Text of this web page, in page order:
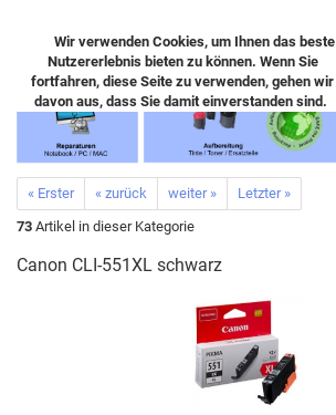
Wir verwenden Cookies, um Ihnen das beste
Nutzererlebnis bieten zu können. Wenn Sie
fortfahren, diese Seite zu verwenden, gehen wir
davon aus, dass Sie damit einverstanden sind.
« Erster « zurück weiter »
Letzter »
73 Artikel in dieser Kategorie
Canon CLI-551XL schwarz